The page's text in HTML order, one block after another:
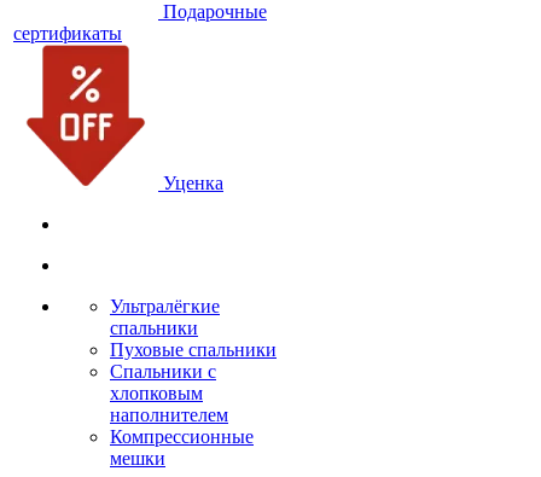
Подарочные
сертификаты
Уценка
Ультралёгкие
спальники
Пуховые спальники
Спальники с
хлопковым
наполнителем
Компрессионные
мешки